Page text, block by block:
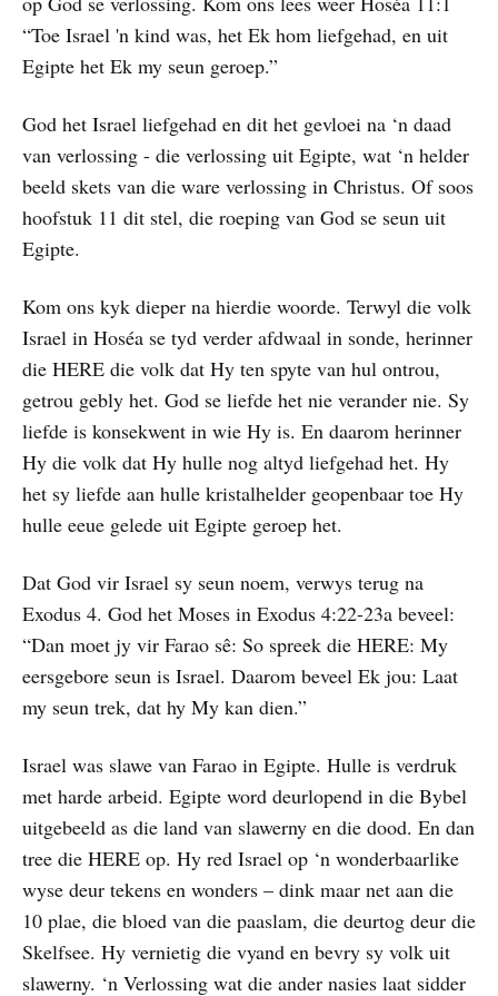
“Toe Israel 'n kind was, het Ek hom liefgehad, en uit
Egipte het Ek my seun geroep.”
God het Israel liefgehad en dit het gevloei na ‘n daad
van verlossing - die verlossing uit Egipte, wat ‘n helder
beeld skets van die ware verlossing in Christus. Of soos
hoofstuk 11 dit stel, die roeping van God se seun uit
Egipte.
Kom ons kyk dieper na hierdie woorde. Terwyl die volk
Israel in Hoséa se tyd verder afdwaal in sonde, herinner
die HERE die volk dat Hy ten spyte van hul ontrou,
getrou gebly het. God se liefde het nie verander nie. Sy
liefde is konsekwent in wie Hy is. En daarom herinner
Hy die volk dat Hy hulle nog altyd liefgehad het. Hy
het sy liefde aan hulle kristalhelder geopenbaar toe Hy
hulle eeue gelede uit Egipte geroep het.
Dat God vir Israel sy seun noem, verwys terug na
Exodus 4. God het Moses in Exodus 4:22-23a beveel:
“Dan moet jy vir Farao sê: So spreek die HERE: My
eersgebore seun is Israel. Daarom beveel Ek jou: Laat
my seun trek, dat hy My kan dien.”
Israel was slawe van Farao in Egipte. Hulle is verdruk
met harde arbeid. Egipte word deurlopend in die Bybel
uitgebeeld as die land van slawerny en die dood. En dan
tree die HERE op. Hy red Israel op ‘n wonderbaarlike
wyse deur tekens en wonders – dink maar net aan die
10 plae, die bloed van die paaslam, die deurtog deur die
Skelfsee. Hy vernietig die vyand en bevry sy volk uit
slawerny. ‘n Verlossing wat die ander nasies laat sidder